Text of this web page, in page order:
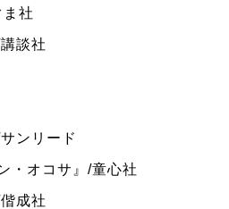
ま社
/講談社
ンリード
・オコサ』/童心社
成社